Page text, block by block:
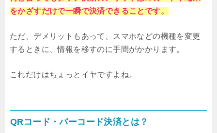
をかざすだけで一瞬で決済できることです。
ただ、デメリットもあって、スマホなどの機種を変更
するときに、情報を移すのに手間がかかります。
これだけはちょっとイヤですよね。
QRコード・バーコード決済とは？